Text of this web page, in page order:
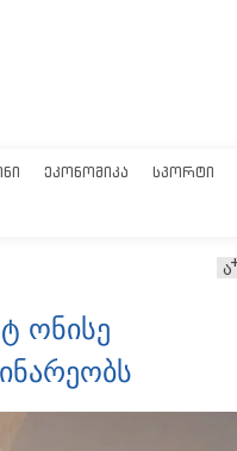
ᲔᲙᲝᲜᲝᲛᲘᲙᲐ ᲡᲞᲝᲠᲢᲘ
ა
ონისე